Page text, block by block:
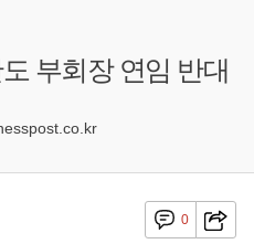
부회장 연임 반대
0